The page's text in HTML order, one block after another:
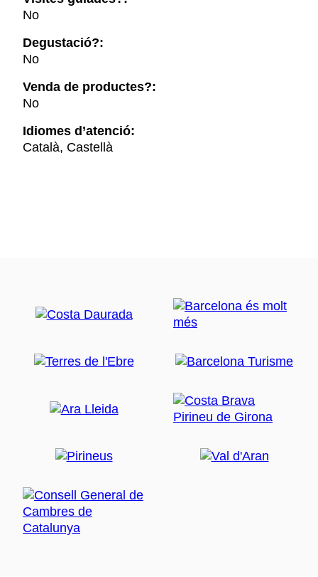
No
Degustació?:
No
Venda de productes?:
No
Idiomes d’atenció:
Català, Castellà